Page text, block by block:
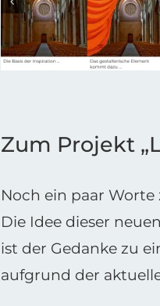
Zum Projekt
Noch ein paar
Die Idee dieser
ist der Gedanke zu
aufgrund der